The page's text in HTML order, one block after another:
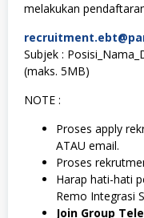
melakukan
Subjek :
(maks. 5MB)
NOTE :
Proses apply
ATAU email.
Proses
Harap hati-hati
Remo Integrasi
Join Group